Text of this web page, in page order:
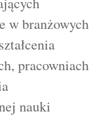
w branżowych
pracowniach
nauki